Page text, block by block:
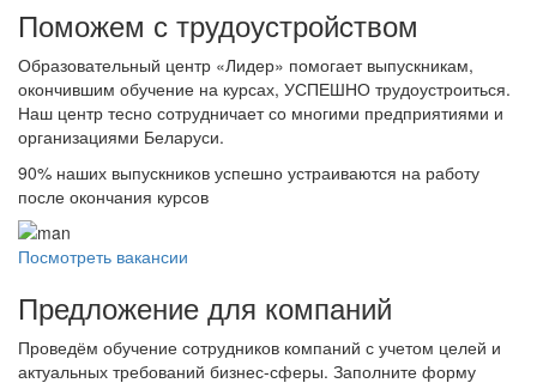
Поможем с трудоустройcтвом
Образовательный центр «Лидер» помогает выпускникам,
окончившим обучение на курсах, УСПЕШНО трудоустроиться.
Наш центр тесно сотрудничает со многими предприятиями и
организациями Беларуси.
90% наших выпускников успешно устраиваются на работу
после окончания курсов
Посмотреть вакансии
Предложение для компаний
Проведём обучение сотрудников компаний с учетом целей и
актуальных требований бизнес-сферы. Заполните форму